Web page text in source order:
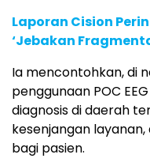
Laporan Cision
‘Jebakan
Ia mencontohkan, di
penggunaan POC
diagnosis di daerah
kesenjangan
bagi pasien.